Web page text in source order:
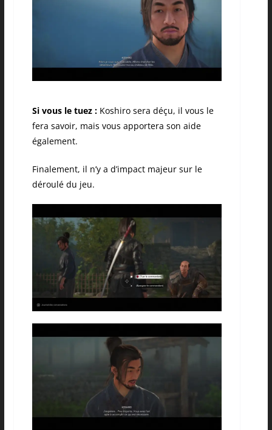
Si vous le tuez :Koshiro sera déçu, il vous le
fera savoir, mais vous apportera son aide
également.
Finalement, il n’y a d’impact majeur sur le
déroulé du jeu.